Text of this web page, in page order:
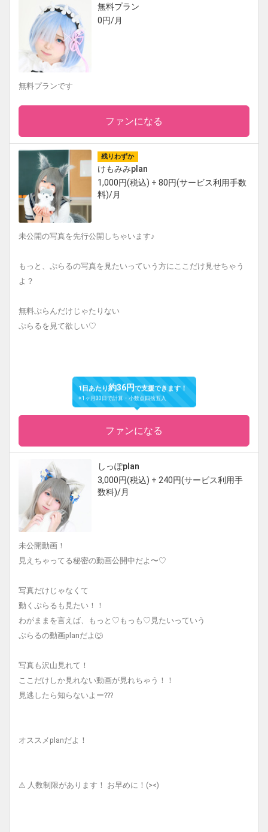
無料プラン
0円/月
無料プランです
ファンになる
残りわずか
けもみみplan
1,000円(税込) + 80円(サービス利用手数
料)/月
未公開の写真を先行公開しちゃいます♪
もっと、ぷらるの写真を見たいっていう方にここだけ見せちゃう
よ？
無料ぷらんだけじゃたりない
ぷらるを見て欲しい♡
1日あたり約36円で支援できます！
※1ヶ月30日で計算・小数点四捨五入
ファンになる
しっぽplan
3,000円(税込) + 240円(サービス利用手
数料)/月
未公開動画！
見えちゃってる秘密の動画公開中だよ〜♡
写真だけじゃなくて
動くぷらるも見たい！！
わがままを言えば、もっと♡もっも♡見たいっていう
ぷらるの動画planだよ🐺
写真も沢山見れて！
ここだけしか見れない動画が見れちゃう！！
見逃したら知らないよー???
オススメplanだよ！
⚠︎ 人数制限があります！ お早めに！(><)